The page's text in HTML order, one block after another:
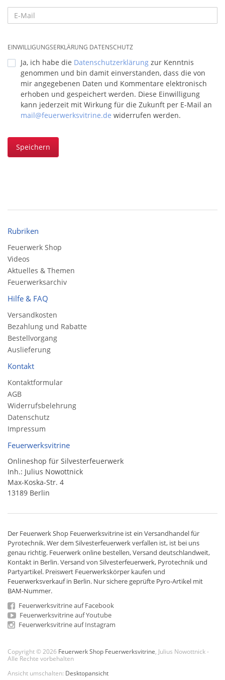
EINWILLIGUNGSERKLÄRUNG DATENSCHUTZ
Ja, ich habe die Datenschutzerklärung zur Kenntnis
genommen und bin damit einverstanden, dass die von
mir angegebenen Daten und Kommentare elektronisch
erhoben und gespeichert werden. Diese Einwilligung
kann jederzeit mit Wirkung für die Zukunft per E-Mail an
mail@feuerwerksvitrine.de widerrufen werden.
Speichern
Rubriken
Feuerwerk Shop
Videos
Aktuelles & Themen
Feuerwerksarchiv
Hilfe & FAQ
Versandkosten
Bezahlung und Rabatte
Bestellvorgang
Auslieferung
Kontakt
Kontaktformular
AGB
Widerrufsbelehrung
Datenschutz
Impressum
Feuerwerksvitrine
Onlineshop für Silvesterfeuerwerk
Inh.: Julius Nowottnick
Max-Koska-Str. 4
13189 Berlin
Der Feuerwerk Shop Feuerwerksvitrine ist ein Versandhandelfür
Pyrotechnik. Wer dem Silvesterfeuerwerk verfallen ist, ist bei uns
genau richtig. Feuerwerk online bestellen,Versand deutschlandweit,
Kontakt in Berlin. Versand von Silvesterfeuerwerk, Pyrotechnik und
Partyartikel. Preiswert Feuerwerkskörper kaufen und
Feuerwerksverkauf in Berlin. Nur sichere geprüfte Pyro-Artikel mit
BAM-Nummer.
Feuerwerksvitrine auf Facebook
Feuerwerksvitrine auf Youtube
Feuerwerksvitrine auf Instagram
Copyright © 2026 Feuerwerk Shop Feuerwerksvitrine , Julius Nowottnick -
Alle Rechte vorbehalten
Ansicht umschalten: Desktopansicht